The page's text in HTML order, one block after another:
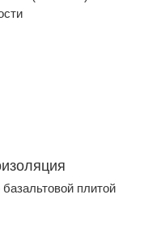
плитой